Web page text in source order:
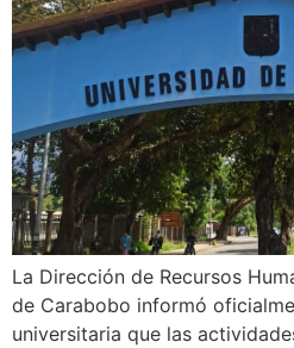
La Dirección de Recursos
de Carabobo informó
universitaria que las